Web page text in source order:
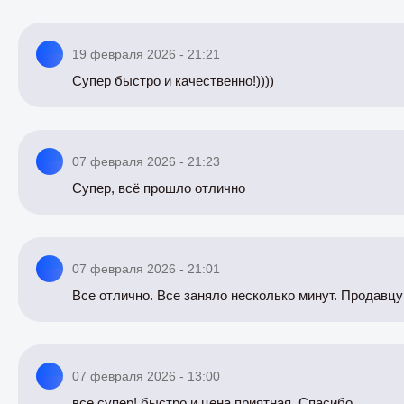
19 февраля 2026 - 21:21
Супер быстро и качественно!))))
07 февраля 2026 - 21:23
Супер, всё прошло отлично
07 февраля 2026 - 21:01
Все отлично. Все заняло несколько минут.
07 февраля 2026 - 13:00